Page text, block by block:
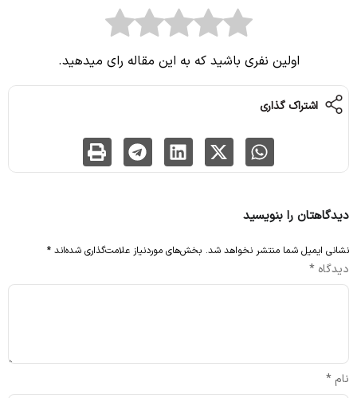
اولین نفری باشید که به این مقاله رای میدهید.
اشتراک گذاری
دیدگاهتان را بنویسید
نشانی ایمیل شما منتشر نخواهد شد. بخش‌های موردنیاز علامت‌گذاری شده‌اند *
دیدگاه *
نام *